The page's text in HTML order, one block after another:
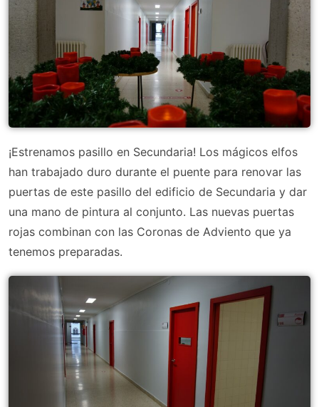
¡Estrenamos pasillo en Secundaria! Los mágicos elfos
han trabajado duro durante el puente para renovar las
puertas de este pasillo del edificio de Secundaria y dar
una mano de pintura al conjunto. Las nuevas puertas
rojas combinan con las Coronas de Adviento que ya
tenemos preparadas.